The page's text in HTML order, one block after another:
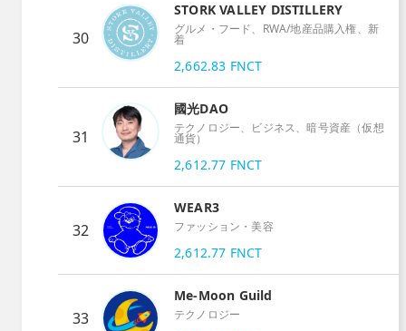
30
STORK VALLEY DISTILLERY
グルメ・フード、RWA/地産品購入権、新
着
2,662.83 FNCT
31
國光DAO
テクノロジー、ビジネス、暗号資産（仮想
通貨）
2,612.77 FNCT
32
WEAR3
ファッション・美容
2,612.77 FNCT
33
Me-Moon Guild
テクノロジー